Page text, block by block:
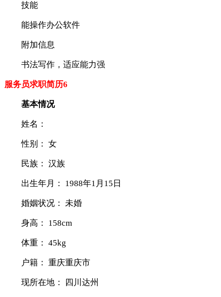
技能
能操作办公软件
附加信息
书法写作，适应能力强
服务员求职简历6
基本情况
姓名：
性别： 女
民族： 汉族
出生年月： 1988年1月15日
婚姻状况： 未婚
身高： 158cm
体重： 45kg
户籍： 重庆重庆市
现所在地： 四川达州